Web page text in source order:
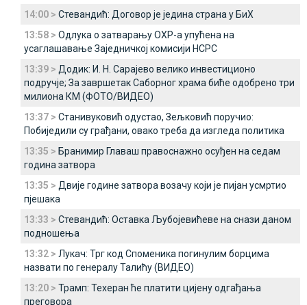
14:00 > Стевандић: Договор је једина страна у БиХ
13:58 > Одлука о затварању ОХР-а упућена на
усаглашавање Заједничкој комисији НСРС
13:39 > Додик: И. Н. Сарајево велико инвестиционо
подручје; За завршетак Саборног храма биће одобрено три
милиона КМ (ФОТО/ВИДЕО)
13:37 > Станивуковић одустао, Зељковић поручио:
Побиједили су грађани, овако треба да изгледа политика
13:35 > Бранимир Главаш правоснажно осуђен на седам
година затвора
13:35 > Двије године затвора возачу који је пијан усмртио
пјешака
13:33 > Стевандић: Оставка Љубојевићеве на снази даном
подношења
13:32 > Лукач: Трг код Споменика погинулим борцима
назвати по генералу Талићу (ВИДЕО)
13:20 > Трамп: Техеран ће платити цијену одгађања
преговора